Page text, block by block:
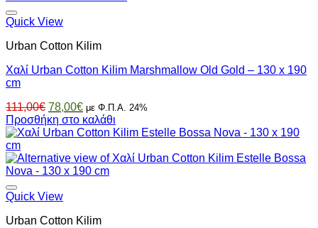
Quick View
Urban Cotton Kilim
Χαλί Urban Cotton Kilim Marshmallow Old Gold – 130 x 190
cm
111,00€ Original
price
was:
78,00€Η
τρέχουσα
τιμή
78,00€.
με Φ.Π.Α. 24%
Προσθήκη στο καλάθι
Quick View
Urban Cotton Kilim